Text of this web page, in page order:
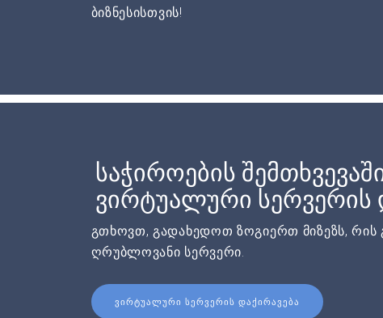
ბიზნესისთვის!
საჭიროების
ვირტუალური სერვერის
გთხოვთ, გადახედოთ ზოგიერთ მიზეზს, რის
ღრუბლოვანი სერვერი.
ᲕᲘᲠᲢᲣᲐᲚᲣᲠᲘ ᲡᲔᲠᲕᲔᲠᲘᲡ ᲓᲐᲥᲘᲠᲐᲕᲔᲑᲐ